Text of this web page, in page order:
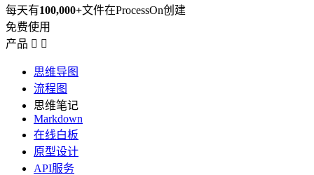
每天有100,000+文件在ProcessOn创建
免费使用
产品  
思维导图
流程图
思维笔记
Markdown
在线白板
原型设计
API服务